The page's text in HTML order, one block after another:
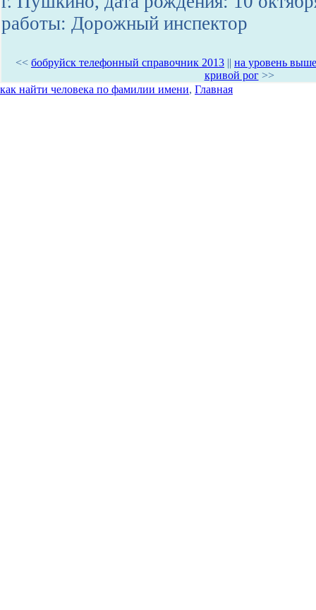
работы: Дорожный инспектор
<< бобруйск телефонный справочник 2013 || на уровень выше
кривой рог>>
как найти человека по фамилии имени, Главная